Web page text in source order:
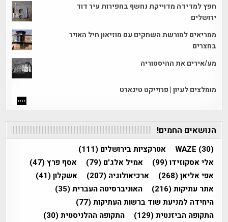
חפץ למדידה מדוייקת נחשף בחפירות עיר דוד
ירושלים
ממריאים למורשת השחקים עם מוזיאון חיל האויר
בחצרים
מע/אירים את ההיסטוריה
מומלצים לעיון | פרוייקט טיגארט
הנושאים החמים!
WAZE (30) אטרקציות בירושלים (111)
אלי אסקוזידו(99) אמיל אלג'ם (79) אסף פרץ(47)
אפי אליאן(268) ארכיאולוגיה (207) אשקלון(41)
אתר עתיקות(216) האוניברסיטה העברית(35)
היחידה למניעת שוד ברשות העתיקות(77)
התקופה הביזנטית(129) התקופה ההלניסטית(30)